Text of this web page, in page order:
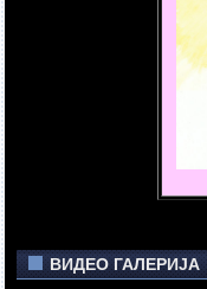
ВИДЕО ГАЛЕРИЈА